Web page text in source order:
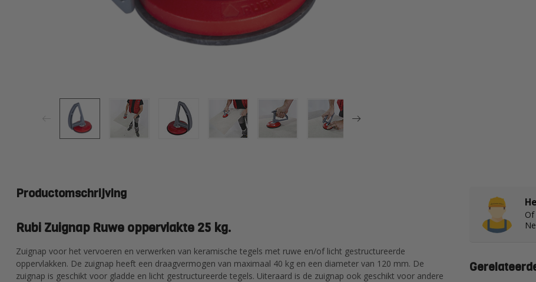
Productomschrijving
Rubi Zuignap Ruwe oppervlakte 25 kg.
Zuignap voor het vervoeren en verwerken van keramische tegels met ruwe en/of licht gestructureerde
oppervlakken. De zuignap heeft een draagvermogen van maximaal 40 kg en een diameter van 120 mm. De
zuignap is geschikt voor gladde en licht gestructureerde tegels. Uiteraard is de zuignap ook geschikt voor andere